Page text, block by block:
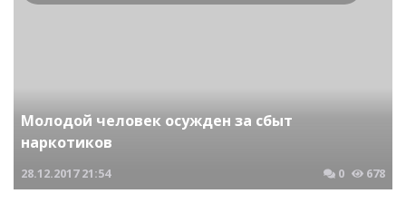
Молодой человек осужден за сбыт
наркотиков
28.12.2017 21:54 0 678